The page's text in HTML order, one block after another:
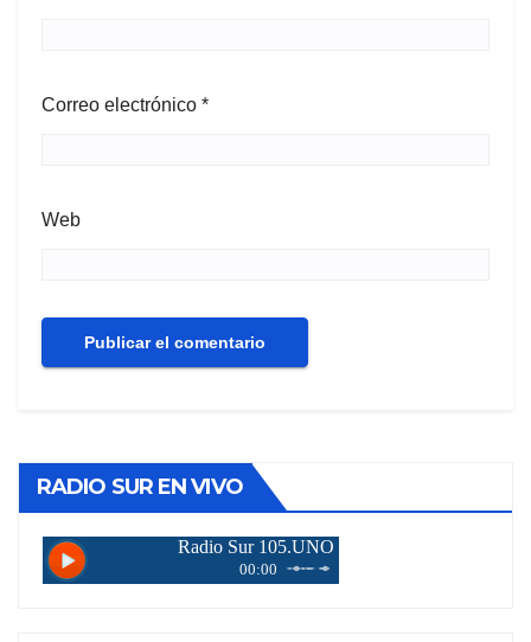
Correo electrónico *
Web
RADIO SUR EN VIVO